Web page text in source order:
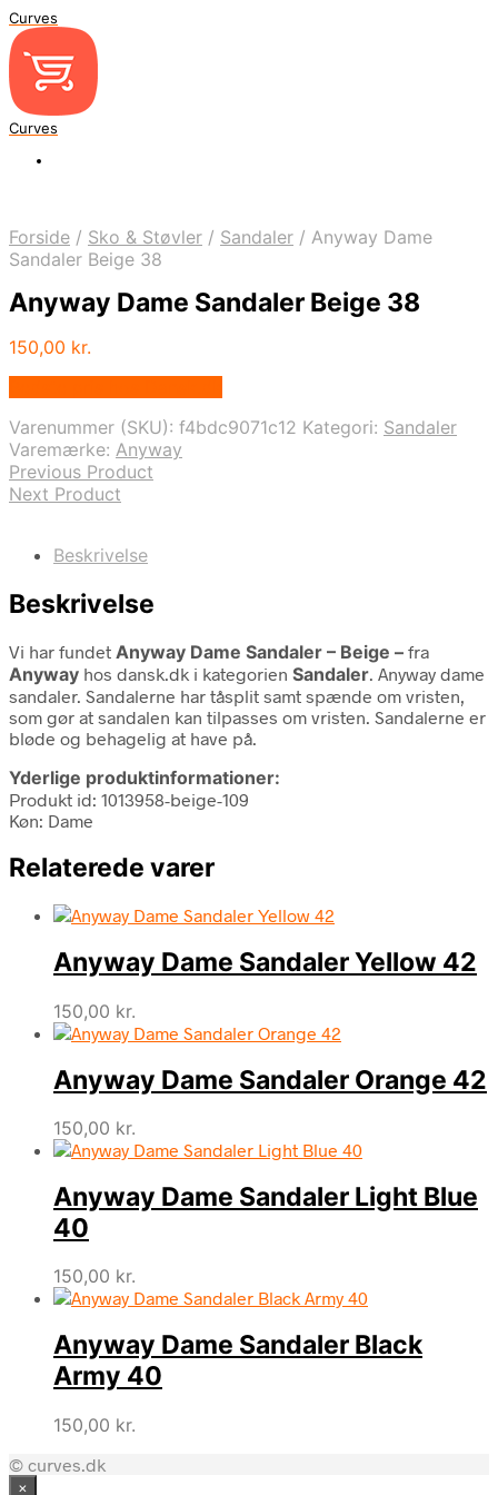
Curves
Curves
Forside / Sko & Støvler / Sandaler / Anyway Dame
Sandaler Beige 38
Anyway Dame Sandaler Beige 38
150,00 kr.
Varenummer (SKU): f4bdc9071c12 Kategori: Sandaler
Varemærke: Anyway
Previous Product
Next Product
Beskrivelse
Beskrivelse
Vi har fundet Anyway Dame Sandaler – Beige – fra
Anyway hos dansk.dk i kategorien Sandaler. Anyway dame
sandaler. Sandalerne har tåsplit samt spænde om vristen,
som gør at sandalen kan tilpasses om vristen. Sandalerne er
bløde og behagelig at have på.
Yderlige produktinformationer:
Produkt id: 1013958-beige-109
Køn: Dame
Relaterede varer
Anyway Dame Sandaler Yellow 42
150,00 kr.
Anyway Dame Sandaler Orange 42
150,00 kr.
Anyway Dame Sandaler Light Blue
40
150,00 kr.
Anyway Dame Sandaler Black
Army 40
150,00 kr.
© curves.dk
×